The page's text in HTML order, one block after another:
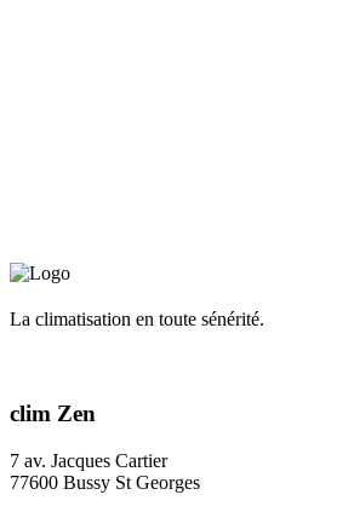
La climatisation en toute sénérité.
clim Zen
7 av. Jacques Cartier
77600 Bussy St Georges